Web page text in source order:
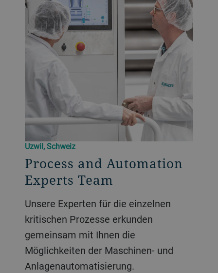
Uzwil, Schweiz
Process and Automation
Experts Team
Unsere Experten für die einzelnen
kritischen Prozesse erkunden
gemeinsam mit Ihnen die
Möglichkeiten der Maschinen- und
Anlagenautomatisierung.